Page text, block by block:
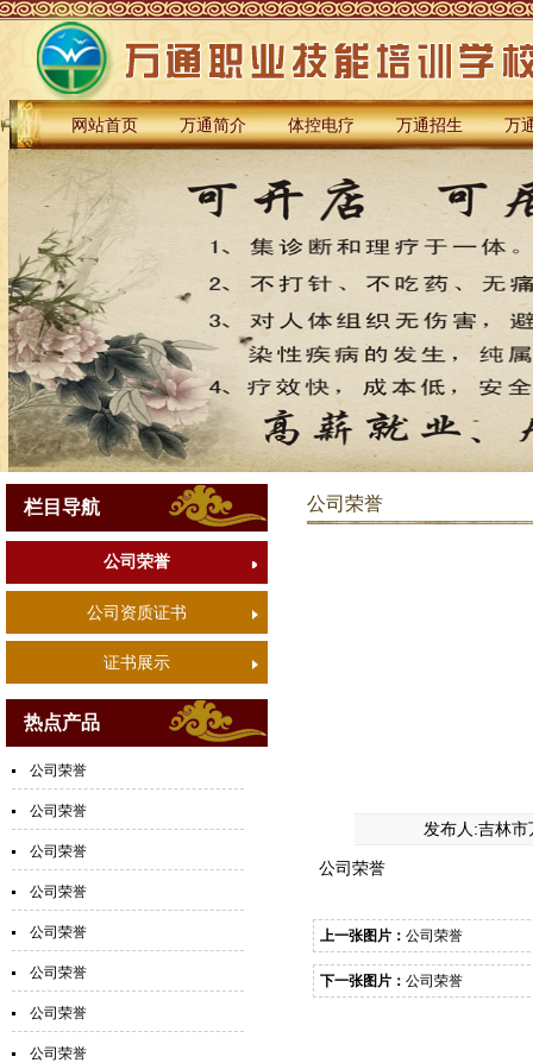
网站首页 万通简介 体控电疗 万通招生 万
栏目导航
公司荣誉
公司资质证书
证书展示
热点产品
公司荣誉
公司荣誉
公司荣誉
公司荣誉
公司荣誉
公司荣誉
公司荣誉
公司荣誉
公司荣誉
发布人:吉林
公司荣誉
上一张图片： 公司荣誉
下一张图片： 公司荣誉